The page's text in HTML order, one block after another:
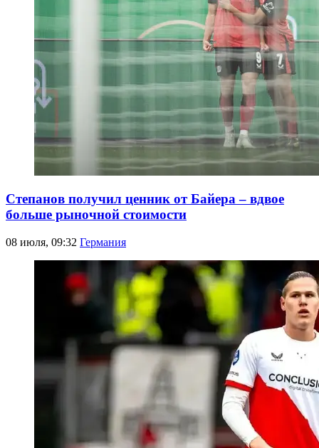
Степанов получил ценник от Байера – вдвое
больше рыночной стоимости
08 июля, 09:32 Германия